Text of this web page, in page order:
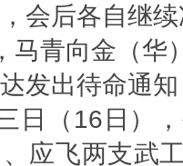
会后各自继
向金（华）
发出待命通
16日），
应飞两支武